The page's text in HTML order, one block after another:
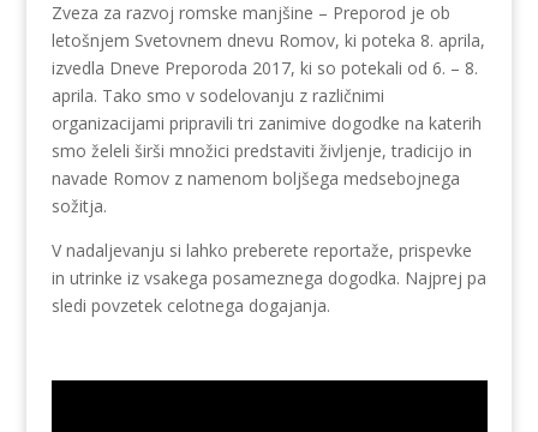
Zveza za razvoj romske manjšine – Preporod je ob
letošnjem Svetovnem dnevu Romov, ki poteka 8. aprila,
izvedla Dneve Preporoda 2017, ki so potekali od 6. – 8.
aprila. Tako smo v sodelovanju z različnimi
organizacijami pripravili tri zanimive dogodke na katerih
smo želeli širši množici predstaviti življenje, tradicijo in
navade Romov z namenom boljšega medsebojnega
sožitja.
V nadaljevanju si lahko preberete reportaže, prispevke
in utrinke iz vsakega posameznega dogodka. Najprej pa
sledi povzetek celotnega dogajanja.